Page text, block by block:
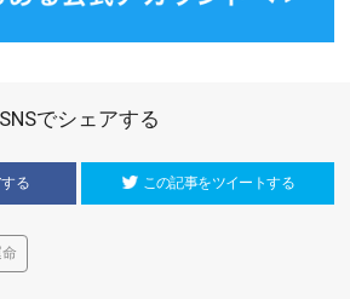
SNSでシェアする
る この記事をツイートする